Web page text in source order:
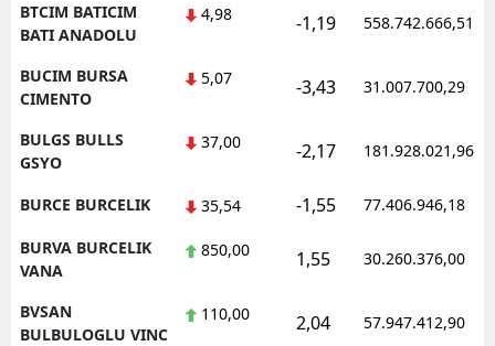
BTCIM BATICIM
BATI ANADOLU
4,98 -1,19 558.742.666,51
BUCIM BURSA
CIMENTO
5,07 -3,43 31.007.700,29
BULGS BULLS
GSYO
37,00 -2,17 181.928.021,96
BURCE BURCELIK 35,54 -1,55 77.406.946,18
BURVA BURCELIK
VANA
850,00 1,55 30.260.376,00
BVSAN
BULBULOGLU VINC
110,00 2,04 57.947.412,90